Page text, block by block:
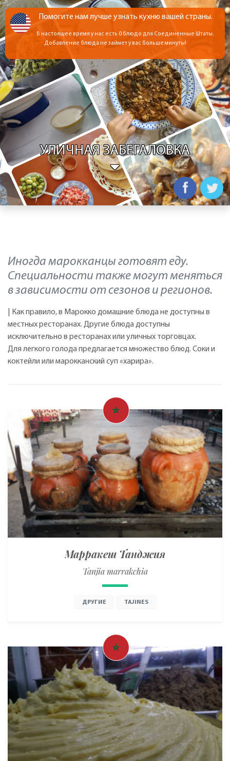
УЛИЧНАЯ ЗАБЕГАЛОВКА
Иногда марокканцы готовят еду.
Специальности также могут меняться
в зависимости от сезонов и регионов.
| Как правило, в Марокко домашние блюда не доступны в
местных ресторанах. Другие блюда доступны
исключительно в ресторанах или уличных торговцах.
Для легкого голода предлагается множество блюд. Соки и
коктейли или марокканский суп «харира».
Марракеш Танджия
Tanjia marrakchia
ДРУГИЕ TAJINES
Помогите нам лучше узнать кухню вашей страны.
В настоящее время у нас есть 0 блюдо для Соединенные Штаты.
Добавление блюда не займет у вас больше минуты!